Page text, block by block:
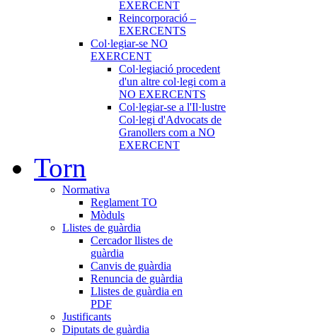
EXERCENT
Reincorporació –
EXERCENTS
Col·legiar-se NO
EXERCENT
Col·legiació procedent
d'un altre col·legi com a
NO EXERCENTS
Col·legiar-se a l'Il·lustre
Col·legi d'Advocats de
Granollers com a NO
EXERCENT
Torn
Normativa
Reglament TO
Mòduls
Llistes de guàrdia
Cercador llistes de
guàrdia
Canvis de guàrdia
Renuncia de guàrdia
Llistes de guàrdia en
PDF
Justificants
Diputats de guàrdia